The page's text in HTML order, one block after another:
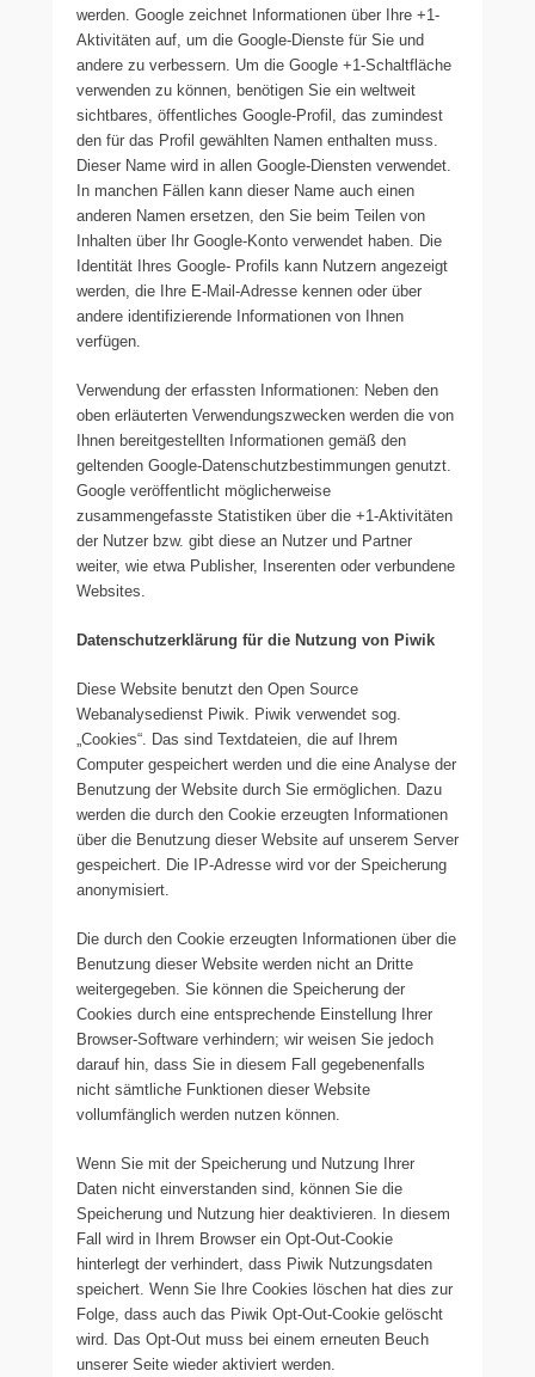
werden. Google zeichnet Informationen über Ihre +1-
Aktivitäten auf, um die Google-Dienste für Sie und
andere zu verbessern. Um die Google +1-Schaltfläche
verwenden zu können, benötigen Sie ein weltweit
sichtbares, öffentliches Google-Profil, das zumindest
den für das Profil gewählten Namen enthalten muss.
Dieser Name wird in allen Google-Diensten verwendet.
In manchen Fällen kann dieser Name auch einen
anderen Namen ersetzen, den Sie beim Teilen von
Inhalten über Ihr Google-Konto verwendet haben. Die
Identität Ihres Google- Profils kann Nutzern angezeigt
werden, die Ihre E-Mail-Adresse kennen oder über
andere identifizierende Informationen von Ihnen
verfügen.
Verwendung der erfassten Informationen: Neben den
oben erläuterten Verwendungszwecken werden die von
Ihnen bereitgestellten Informationen gemäß den
geltenden Google-Datenschutzbestimmungen genutzt.
Google veröffentlicht möglicherweise
zusammengefasste Statistiken über die +1-Aktivitäten
der Nutzer bzw. gibt diese an Nutzer und Partner
weiter, wie etwa Publisher, Inserenten oder verbundene
Websites.
Datenschutzerklärung für die Nutzung von Piwik
Diese Website benutzt den Open Source
Webanalysedienst Piwik. Piwik verwendet sog.
„Cookies“. Das sind Textdateien, die auf Ihrem
Computer gespeichert werden und die eine Analyse der
Benutzung der Website durch Sie ermöglichen. Dazu
werden die durch den Cookie erzeugten Informationen
über die Benutzung dieser Website auf unserem Server
gespeichert. Die IP-Adresse wird vor der Speicherung
anonymisiert.
Die durch den Cookie erzeugten Informationen über die
Benutzung dieser Website werden nicht an Dritte
weitergegeben. Sie können die Speicherung der
Cookies durch eine entsprechende Einstellung Ihrer
Browser-Software verhindern; wir weisen Sie jedoch
darauf hin, dass Sie in diesem Fall gegebenenfalls
nicht sämtliche Funktionen dieser Website
vollumfänglich werden nutzen können.
Wenn Sie mit der Speicherung und Nutzung Ihrer
Daten nicht einverstanden sind, können Sie die
Speicherung und Nutzung hier deaktivieren. In diesem
Fall wird in Ihrem Browser ein Opt-Out-Cookie
hinterlegt der verhindert, dass Piwik Nutzungsdaten
speichert. Wenn Sie Ihre Cookies löschen hat dies zur
Folge, dass auch das Piwik Opt-Out-Cookie gelöscht
wird. Das Opt-Out muss bei einem erneuten Beuch
unserer Seite wieder aktiviert werden.